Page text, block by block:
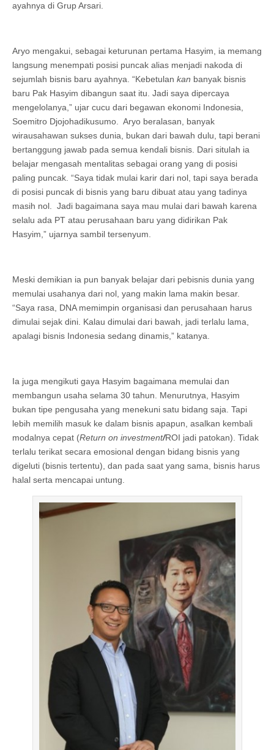
ayahnya di Grup Arsari.
Aryo mengakui, sebagai keturunan pertama Hasyim, ia memang
langsung menempati posisi puncak alias menjadi nakoda di
sejumlah bisnis baru ayahnya. “Kebetulan kan banyak bisnis
baru Pak Hasyim dibangun saat itu. Jadi saya dipercaya
mengelolanya,” ujar cucu dari begawan ekonomi Indonesia,
Soemitro Djojohadikusumo. Aryo beralasan, banyak
wirausahawan sukses dunia, bukan dari bawah dulu, tapi berani
bertanggung jawab pada semua kendali bisnis. Dari situlah ia
belajar mengasah mentalitas sebagai orang yang di posisi
paling puncak. “Saya tidak mulai karir dari nol, tapi saya berada
di posisi puncak di bisnis yang baru dibuat atau yang tadinya
masih nol. Jadi bagaimana saya mau mulai dari bawah karena
selalu ada PT atau perusahaan baru yang didirikan Pak
Hasyim,” ujarnya sambil tersenyum.
Meski demikian ia pun banyak belajar dari pebisnis dunia yang
memulai usahanya dari nol, yang makin lama makin besar.
“Saya rasa, DNA memimpin organisasi dan perusahaan harus
dimulai sejak dini. Kalau dimulai dari bawah, jadi terlalu lama,
apalagi bisnis Indonesia sedang dinamis,” katanya.
Ia juga mengikuti gaya Hasyim bagaimana memulai dan
membangun usaha selama 30 tahun. Menurutnya, Hasyim
bukan tipe pengusaha yang menekuni satu bidang saja. Tapi
lebih memilih masuk ke dalam bisnis apapun, asalkan kembali
modalnya cepat (Return on investment/ROI jadi patokan). Tidak
terlalu terikat secara emosional dengan bidang bisnis yang
digeluti (bisnis tertentu), dan pada saat yang sama, bisnis harus
halal serta mencapai untung.